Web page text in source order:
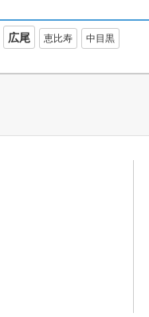
広尾 恵比寿 中目黒